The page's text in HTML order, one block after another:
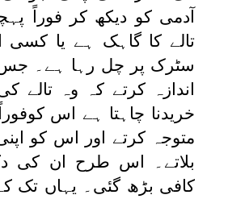
آدمی کو دیکھ کر فوراً
تالے کا گاہک ہے یا
سٹرک پر چل رہا ہے۔ جس
اندازہ کرتے کہ وہ تالے
خریدنا چاہتا ہے اس
متوجہ کرتے اور اس کو
بلاتے۔ اس طرح ان کی
کافی بڑھ گئی۔ یہاں تک